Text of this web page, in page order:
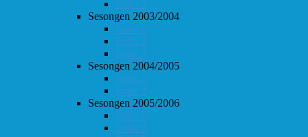
Follo 3
Sesongen 2003/2004
Follo 1
Follo 2
Follo 3
Sesongen 2004/2005
Follo 1
Follo 2
Sesongen 2005/2006
Follo 1
Follo 2